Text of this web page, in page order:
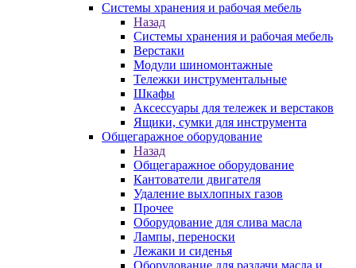
Системы хранения и рабочая мебель
Назад
Системы хранения и рабочая мебель
Верстаки
Модули шиномонтажные
Тележки инструментальные
Шкафы
Аксессуары для тележек и верстаков
Ящики, сумки для инструмента
Общегаражное оборудование
Назад
Общегаражное оборудование
Кантователи двигателя
Удаление выхлопных газов
Прочее
Оборудование для слива масла
Лампы, переноски
Лежаки и сиденья
Оборудование для раздачи масла и